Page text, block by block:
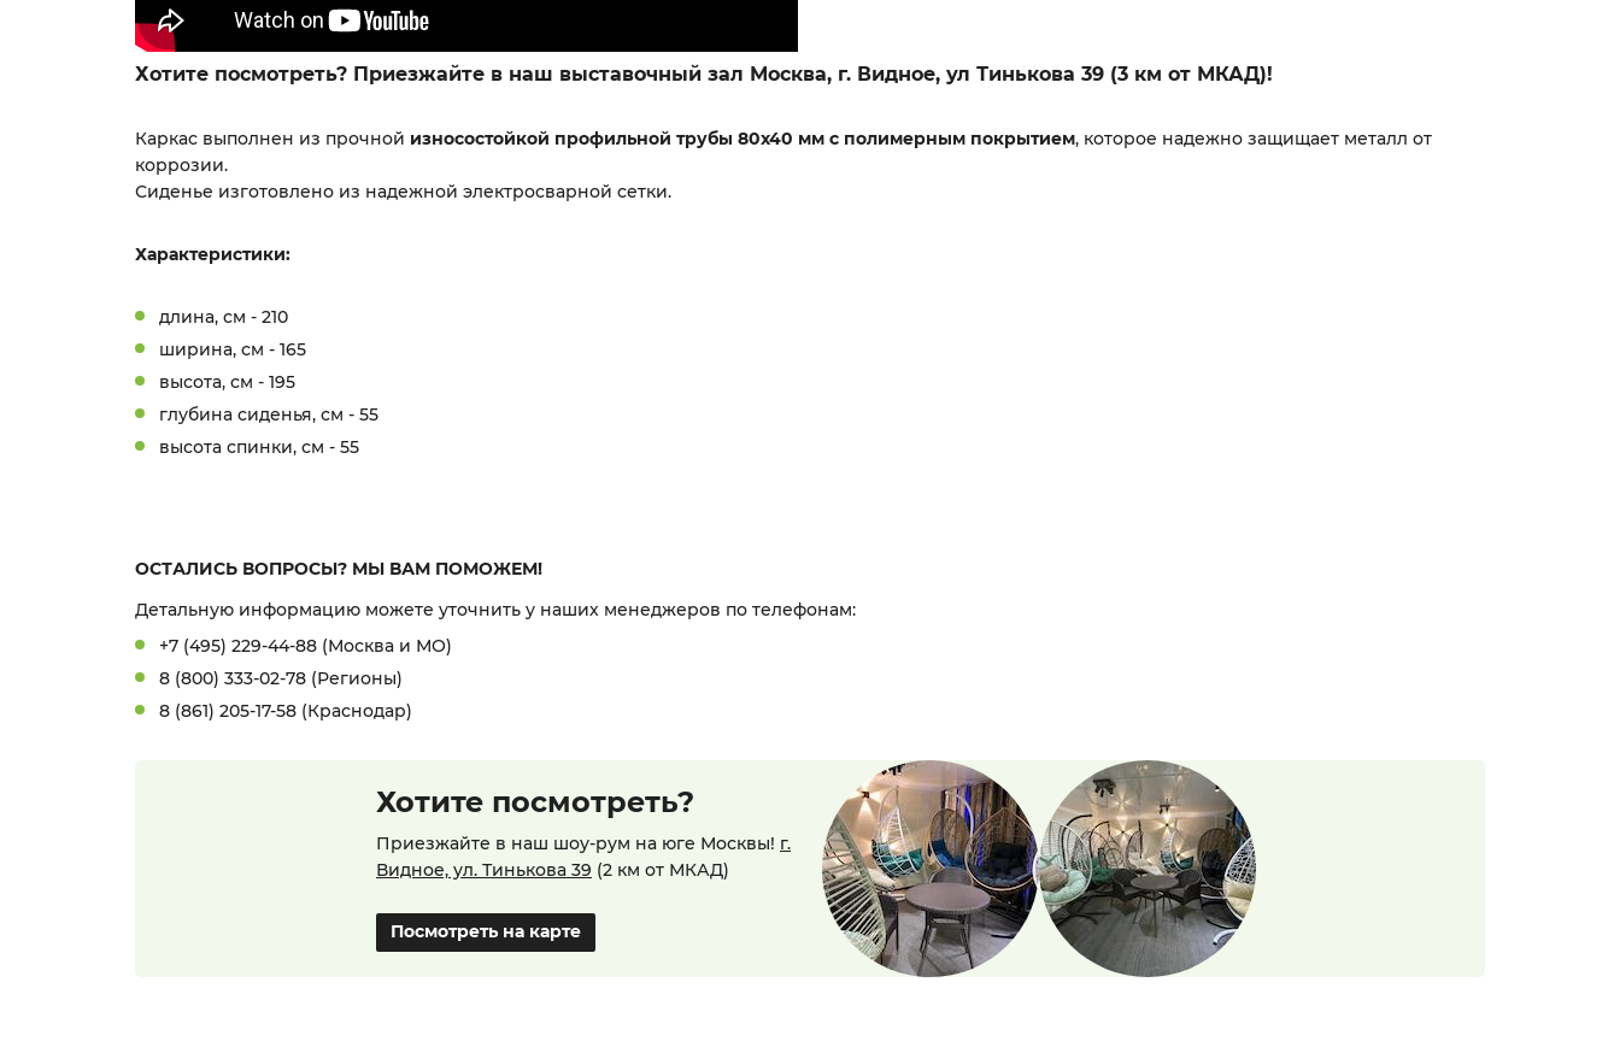
Хотите посмотреть? Приезжайте в наш выставочный зал Москва, г. Видное, ул Тинькова 39 (3 км от МКАД)!
Каркас выполнен из прочной износостойкой профильной трубы 80х40 мм с полимерным покрытием, которое надежно защищает металл от
коррозии.
Сиденье изготовлено из надежной электросварной сетки.
Характеристики:
длина, см - 210
ширина, см - 165
высота, см - 195
глубина сиденья, см - 55
высота спинки, см - 55
ОСТАЛИСЬ ВОПРОСЫ? МЫ ВАМ ПОМОЖЕМ!
Детальную информацию можете уточнить у наших менеджеров по телефонам:
+7 (495) 229-44-88 (Москва и МО)
8 (800) 333-02-78 (Регионы)
8 (861) 205-17-58 (Краснодар)
Хотите посмотреть?
Приезжайте в наш шоу-рум на юге Москвы! г.
Видное, ул. Тинькова 39 (2 км от МКАД)
Посмотреть на карте